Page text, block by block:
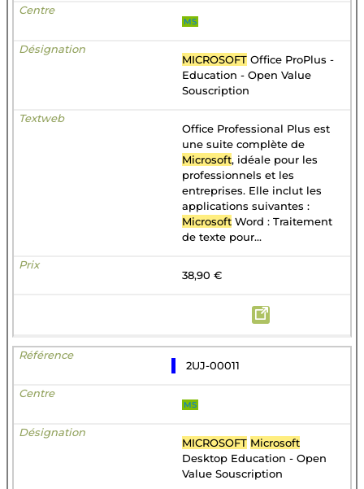
MS
MICROSOFT Office ProPlus -
Education - Open Value
Souscription
Office Professional Plus est
une suite complète de
Microsoft, idéale pour les
professionnels et les
entreprises. Elle inclut les
applications suivantes :
Microsoft Word : Traitement
de texte pour...
38,90 €
2UJ-00011
MS
MICROSOFT Microsoft
Desktop Education - Open
Value Souscription